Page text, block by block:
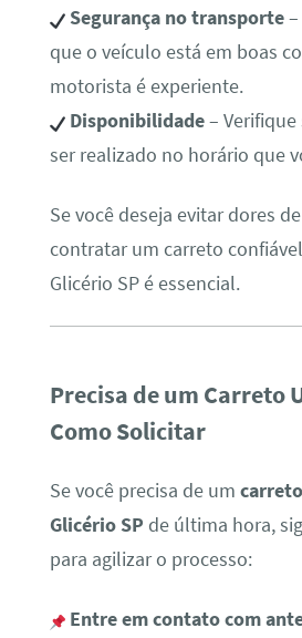
Segurança no transporte–
que o veículo está em boas
motorista é experiente.
Disponibilidade– Verifique
ser realizado no horário que
Se você deseja evitar dores
contratar um carreto
Glicério SP é essencial.
Precisa de um Carreto
Como Solicitar
Se você precisa de um
Glicério SP de última hora,
para agilizar o processo:
Entre em contato com